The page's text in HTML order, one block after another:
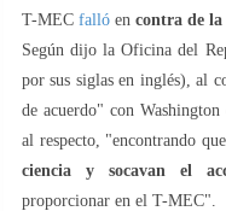
T-MEC falló en contra de
Según dijo la Oficina del
por sus siglas en inglés), al
de acuerdo" con
al respecto, "encontrando
ciencia y socavan el
proporcionar en el T-MEC".